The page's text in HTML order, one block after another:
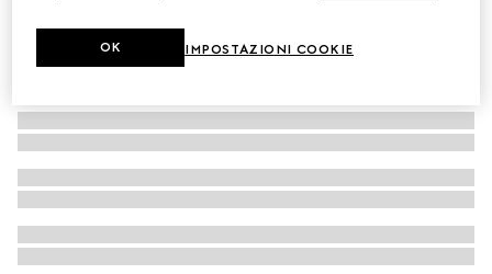
IMPOSTAZIONI COOKIE
OK